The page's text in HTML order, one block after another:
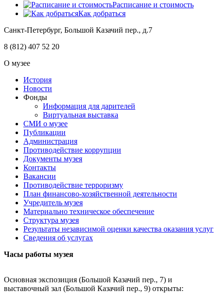
Расписание и стоимость
Как добраться
Санкт-Петербург, Большой Казачий пер., д.7
8 (812) 407 52 20
О музее
История
Новости
Фонды
Информация для дарителей
Виртуальная выставка
СМИ о музее
Публикации
Администрация
Противодействие коррупции
Документы музея
Контакты
Вакансии
Противодействие терроризму
План финансово-хозяйственной деятельности
Учредитель музея
Материально техническое обеспечение
Структура музея
Результаты независимой оценки качества оказания услуг
Сведения об услугах
Часы работы музея
Основная экспозиция (Большой Казачий пер., 7) и
выставочный зал (Большой Казачий пер., 9) открыты: